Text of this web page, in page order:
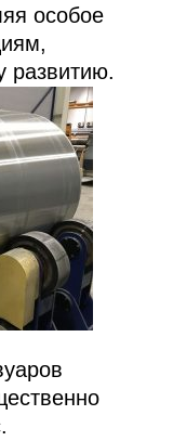
особое
развитию.